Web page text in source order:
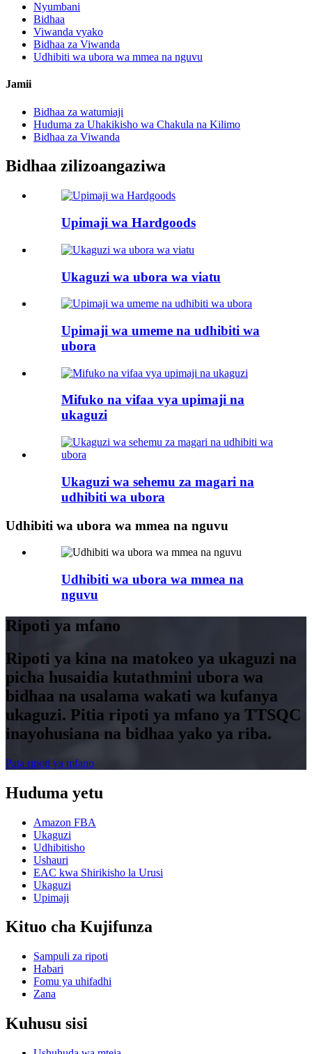
Nyumbani
Bidhaa
Viwanda vyako
Bidhaa za Viwanda
Udhibiti wa ubora wa mmea na nguvu
Jamii
Bidhaa za watumiaji
Huduma za Uhakikisho wa Chakula na Kilimo
Bidhaa za Viwanda
Bidhaa zilizoangaziwa
Upimaji wa Hardgoods
Ukaguzi wa ubora wa viatu
Upimaji wa umeme na udhibiti wa
ubora
Mifuko na vifaa vya upimaji na
ukaguzi
Ukaguzi wa sehemu za magari na
udhibiti wa ubora
Udhibiti wa ubora wa mmea na nguvu
Udhibiti wa ubora wa mmea na
nguvu
Ripoti ya mfano
Ripoti ya kina na matokeo ya ukaguzi na
picha husaidia kutathmini ubora wa
bidhaa na usalama wakati wa kufanya
ukaguzi. Pitia ripoti ya mfano ya TTSQC
inayohusiana na bidhaa yako ya riba.
Pata ripoti ya mfano
Huduma yetu
Amazon FBA
Ukaguzi
Udhibitisho
Ushauri
EAC kwa Shirikisho la Urusi
Ukaguzi
Upimaji
Kituo cha Kujifunza
Sampuli za ripoti
Habari
Fomu ya uhifadhi
Zana
Kuhusu sisi